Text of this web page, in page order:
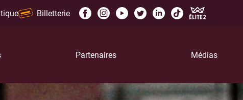
Billetterie
Partenaires Médias